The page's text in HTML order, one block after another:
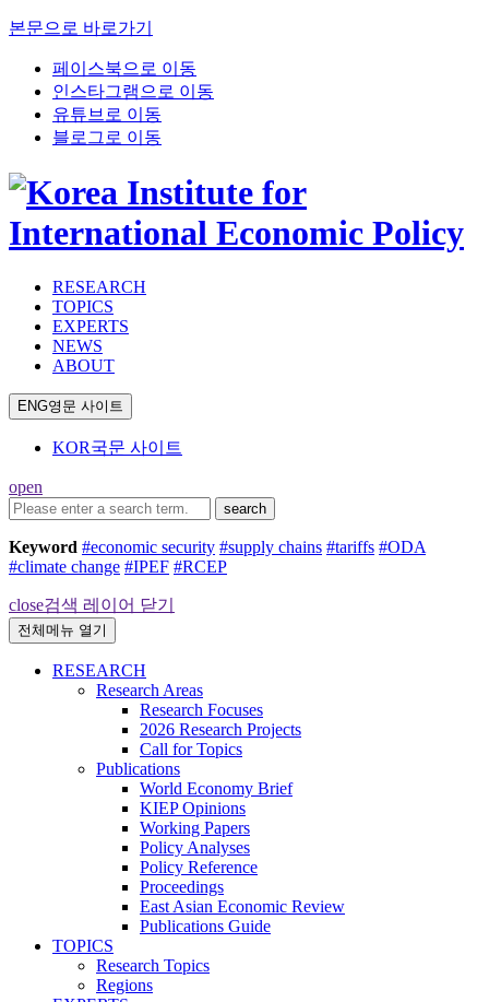
본문으로 바로가기
페이스북으로 이동
인스타그램으로 이동
유튜브로 이동
블로그로 이동
RESEARCH
TOPICS
EXPERTS
NEWS
ABOUT
ENG영문 사이트
KOR국문 사이트
open
search
Keyword #economic security #supply chains #tariffs #ODA
#climate change #IPEF #RCEP
close검색 레이어 닫기
전체메뉴 열기
RESEARCH
Research Areas
Research Focuses
2026 Research Projects
Call for Topics
Publications
World Economy Brief
KIEP Opinions
Working Papers
Policy Analyses
Policy Reference
Proceedings
East Asian Economic Review
Publications Guide
TOPICS
Research Topics
Regions